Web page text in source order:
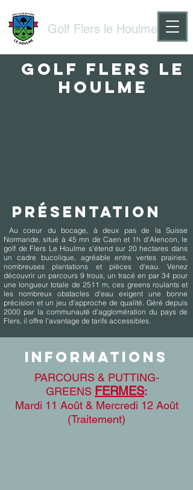
Golf Flers le Houlme
PRÉSENTATION
Au coeur du bocage, à deux pas de la Suisse
Normande, situé à 45 mn de Caen et 1h d'Alencon, le
golf de Flers Le Houlme s'étend sur 20 hectares dans
un cadre bucolique, agréable entre vertes prairies,
nombreuses plantations et pièces d'eau. Venez
découvrir un parcours 9 trous, un tracé en par 34 pour
une longueur totale de 2511 m, ces greens roulants et
les nombreux obstacles d'eau exigent une bonne
précision et un jeu d'approche de qualité. Géré depuis
2000 par la communauté d'agglomération du pays de
Flers, il offre l'avantage de tarifs accessibles.
Golf Flers le
Houlme
InformationS
PARCOURS & PUTTING-
GREENS FERMES:
Mardi 11 Août & Mercredi 12 Août
(Traitement)